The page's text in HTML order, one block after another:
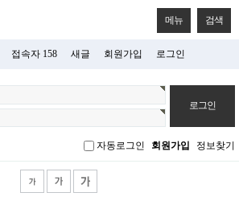
메뉴 검색
접속자 158 새글 회원가입 로그인
자동로그인 회원가입 정보찾기